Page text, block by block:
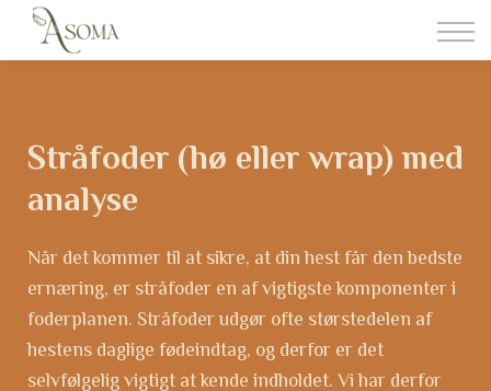
Login
Stråfoder (hø eller wrap) med
analyse
Når det kommer til at sikre, at din hest får den bedste
ernæring, er stråfoder en af vigtigste komponenter i
foderplanen. Stråfoder udgør ofte størstedelen af
hestens daglige fødeindtag, og derfor er det
selvfølgelig vigtigt at kende indholdet. Vi har derfor